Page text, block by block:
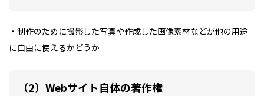
・制作のために撮影した写真や作成した画像素材などが他の用途
に自由に使えるかどうか
（2）Webサイト自体の著作権